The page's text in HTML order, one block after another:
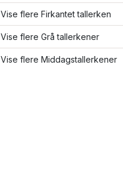
Vise flere Firkantet tallerken
Vise flere Grå tallerkener
Vise flere Middagstallerkener